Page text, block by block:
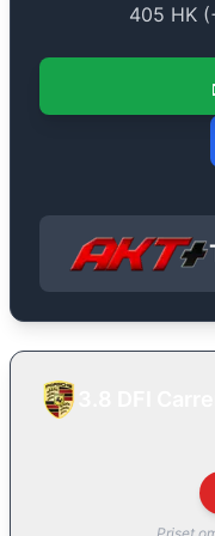
405 HK